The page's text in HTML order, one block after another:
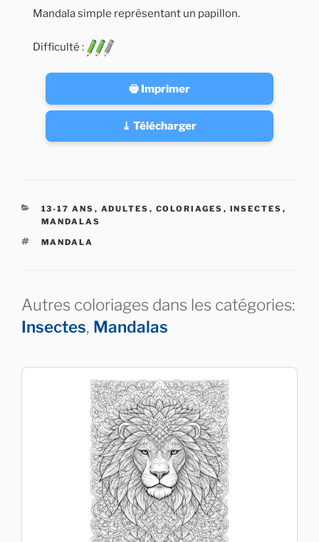
Mandala simple représentant un papillon.
Difficulté :
🖶 Imprimer
⤓ Télécharger
CATÉGORIES
13-17 ANS , ADULTES , COLORIAGES , INSECTES ,
MANDALAS
ÉTIQUETTES
MANDALA
Autres coloriages dans les catégories:
Insectes, Mandalas